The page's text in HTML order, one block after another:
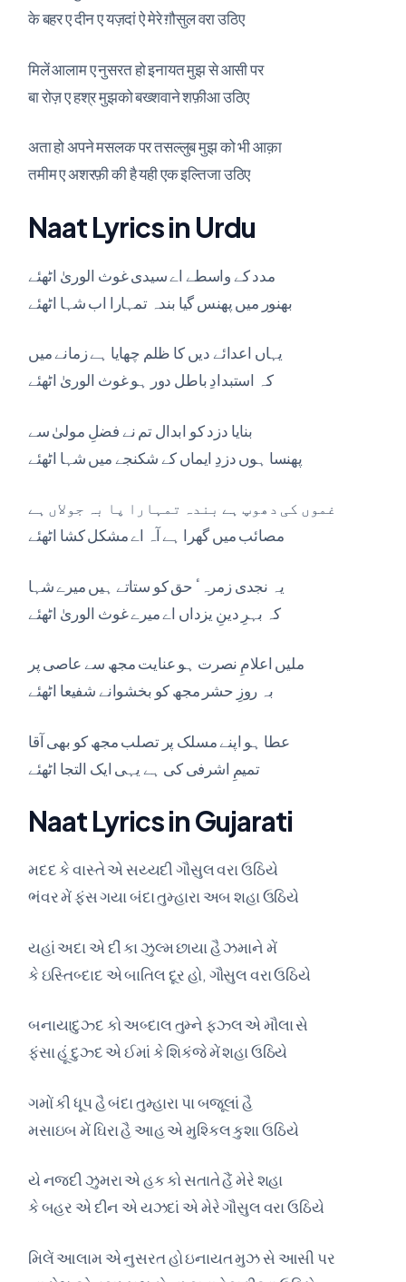
के बहर ए दीन ए यज़दां ऐ मेरे ग़ौसुल वरा उठिए
मिलें आलाम ए नुसरत हो इनायत मुझ से आसी पर
बा रोज़ ए हश्र मुझको बख्शवाने शफ़ीआ उठिए
अता हो अपने मसलक पर तसल्लुब मुझ को भी आक़ा
तमीम ए अशरफ़ी की है यही एक इल्तिजा उठिए
Naat Lyrics in Urdu
مدد کے واسطے اے سیدی غوث الوریٰ اٹھئے
بھنور میں پھنس گیا بندہ تمہارا اب شہا اٹھئے
یہاں اعدائے دیں کا ظلم چھایا ہے زمانے میں
کہ استبدادِ باطل دور ہو غوث الوریٰ اٹھئے
بنایا دزد کو ابدال تم نے فضلِ مولیٰ سے
پھنسا ہوں دزدِ ایماں کے شکنجے میں شہا اٹھئے
غموں کی دھوپ ہے بندہ تمہارا پا بہ جولاں ہے
مصائب میں گھرا ہے آہ اے مشکل کشا اٹھئے
یہ نجدی زمرہٴ حق کو ستاتے ہیں میرے شہا
کہ بہرِ دینِ یزداں اے میرے غوث الوریٰ اٹھئے
ملیں اعلامِ نصرت ہو عنایت مجھ سے عاصی پر
بہ روزِ حشر مجھ کو بخشوانے شفیعا اٹھئے
عطا ہو اپنے مسلک پر تصلب مجھ کو بھی آقا
تمیمِ اشرفی کی ہے یہی ایک التجا اٹھئے
Naat Lyrics in Gujarati
મદદ કે વાસ્તે એ સય્યદી ગૌસુલ વરા ઉઠિયે
ભંવર મેં ફંસ ગયા બંદા તુમ્હારા અબ શહા ઉઠિયે
યહાં અદા એ દીં કા ઝુલ્મ છાયા હૈ ઝમાને મેં
કે ઇસ્તિબ્દાદ એ બાતિલ દૂર હો, ગૌસુલ વરા ઉઠિયે
બનાયાદુઝ્દ કો અબ્દાલ તુમ્ને ફઝ્લ એ મૌલા સે
ફંસા હૂં દુઝ્દ એ ઈમાં કે શિકંજે મેં શહા ઉઠિયે
ગમોં કી ધૂપ હૈ બંદા તુમ્હારા પા બજૂલાં હૈ
મસાઇબ મેં ઘિરા હૈ આહ એ મુશ્કિલ કુશા ઉઠિયે
યે નજ્દી ઝુમરા એ હક કો સતાતે હૈં મેરે શહા
કે બહર એ દીન એ યઝદાં એ મેરે ગૌસુલ વરા ઉઠિયે
મિલેં આલામ એ નુસરત હો ઇનાયત મુઝ સે આસી પર